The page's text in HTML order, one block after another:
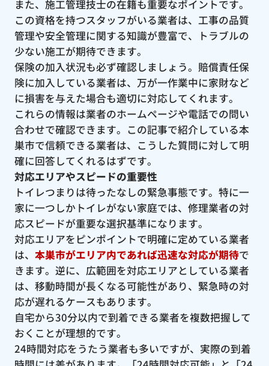
また、施工管理技士の在籍も重要なポイントです。
この資格を持つスタッフがいる業者は、工事の品質
管理や安全管理に関する知識が豊富で、トラブルの
少ない施工が期待できます。
保険の加入状況も必ず確認しましょう。賠償責任保
険に加入している業者は、万が一作業中に家財など
に損害を与えた場合も適切に対応してくれます。
これらの情報は業者のホームページや電話での問い
合わせで確認できます。この記事で紹介している本
巣市で信頼できる業者は、こうした質問に対して明
確に回答してくれるはずです。
対応エリアやスピードの重要性
トイレつまりは待ったなしの緊急事態です。特に一
家に一つしかトイレがない家庭では、修理業者の対
応スピードが重要な選択基準になります。
対応エリアをピンポイントで明確に定めている業者
は、 本巣市がエリア内であれば迅速な対応が期待で
きます。逆に、広範囲を対応エリアとしている業者
は、移動時間が長くなる可能性があり、緊急時の対
応が遅れるケースもあります。
自宅から30分以内で到着できる業者を複数把握して
おくことが理想的です。
24時間対応をうたう業者も多いですが、実際の到着